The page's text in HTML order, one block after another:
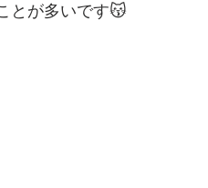
とが多いです😽